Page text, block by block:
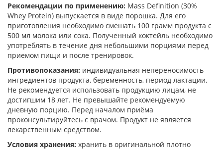
Рекомендации по применению: Mass Definition (30%
Whey Protein) выпускается в виде порошка. Для его
приготовления необходимо смешать 100 грамм продукта с
500 мл молока или сока. Полученный коктейль необходимо
употреблять в течение дня небольшими порциями перед
приемом пищи и после тренировок.
Противопоказания: индивидуальная непереносимость
ингредиентов продукта, беременность, период лактации.
Не рекомендуется использовать продукцию лицам, не
достигшим 18 лет. Не превышайте рекомендуемую
дневную порцию. Перед началом приёма
проконсультируйтесь с врачом. Продукт не является
лекарственным средством.
Условия хранения: хранить в оригинальной плотно